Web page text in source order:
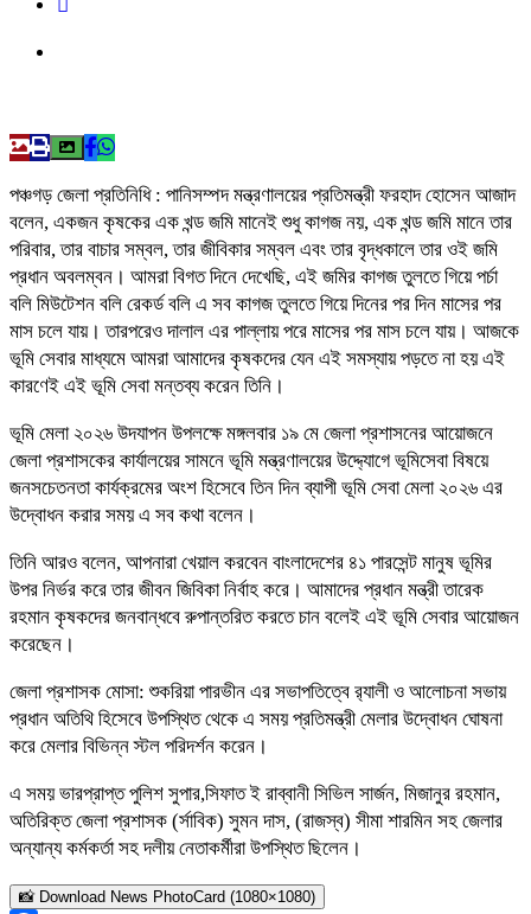
পঞ্চগড় জেলা প্রতিনিধি : পানিসম্পদ মন্ত্রণালয়ের প্রতিমন্ত্রী ফরহাদ হোসেন আজাদ
বলেন, একজন কৃষকের এক খন্ড জমি মানেই শুধু কাগজ নয়, এক খন্ড জমি মানে তার
পরিবার, তার বাচার সম্বল, তার জীবিকার সম্বল এবং তার বৃদ্ধকালে তার ওই জমি
প্রধান অবলম্বন। আমরা বিগত দিনে দেখেছি, এই জমির কাগজ তুলতে গিয়ে পর্চা
বলি মিউটেশন বলি রেকর্ড বলি এ সব কাগজ তুলতে গিয়ে দিনের পর দিন মাসের পর
মাস চলে যায়। তারপরেও দালাল এর পাল্লায় পরে মাসের পর মাস চলে যায়। আজকে
ভূমি সেবার মাধ্যমে আমরা আমাদের কৃষকদের যেন এই সমস্যায় পড়তে না হয় এই
কারণেই এই ভূমি সেবা মন্তব্য করেন তিনি।
ভূমি মেলা ২০২৬ উদযাপন উপলক্ষে মঙ্গলবার ১৯ মে জেলা প্রশাসনের আয়োজনে
জেলা প্রশাসকের কার্যালয়ের সামনে ভূমি মন্ত্রণালয়ের উদ্দ্যোগে ভূমিসেবা বিষয়ে
জনসচেতনতা কার্যক্রমের অংশ হিসেবে তিন দিন ব্যাপী ভূমি সেবা মেলা ২০২৬ এর
উদ্বোধন করার সময় এ সব কথা বলেন।
তিনি আরও বলেন, আপনারা খেয়াল করবেন বাংলাদেশের ৪১ পারসেন্ট মানুষ ভূমির
উপর নির্ভর করে তার জীবন জিবিকা নির্বাহ করে। আমাদের প্রধান মন্ত্রী তারেক
রহমান কৃষকদের জনবান্ধবে রুপান্তরিত করতে চান বলেই এই ভূমি সেবার আয়োজন
করেছেন।
জেলা প্রশাসক মোসা: শুকরিয়া পারভীন এর সভাপতিত্বে র‌্যালী ও আলোচনা সভায়
প্রধান অতিথি হিসেবে উপস্থিত থেকে এ সময় প্রতিমন্ত্রী মেলার উদ্বোধন ঘোষনা
করে মেলার বিভিন্ন স্টল পরিদর্শন করেন।
এ সময় ভারপ্রাপ্ত পুলিশ সুপার,সিফাত ই রাব্বানী সিভিল সার্জন, মিজানুর রহমান,
অতিরিক্ত জেলা প্রশাসক (র্সাবিক) সুমন দাস, (রাজস্ব) সীমা শারমিন সহ জেলার
অন্যান্য কর্মকর্তা সহ দলীয় নেতাকর্মীরা উপস্থিত ছিলেন।
📸 Download News PhotoCard (1080×1080)